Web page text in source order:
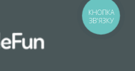
КНОПКА
ЗВ'ЯЗКУ